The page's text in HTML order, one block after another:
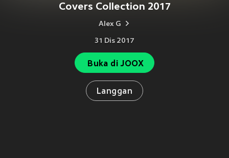
Covers Collection 2017
Alex G
31 Dis 2017
Buka di JOOX
Langgan